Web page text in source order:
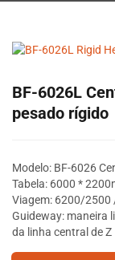
BF-6026L
pesado rígido
Modelo: BF-6026
Tabela: 6000 *
Viagem: 6200/2500
Guideway: maneira
da linha central de Z